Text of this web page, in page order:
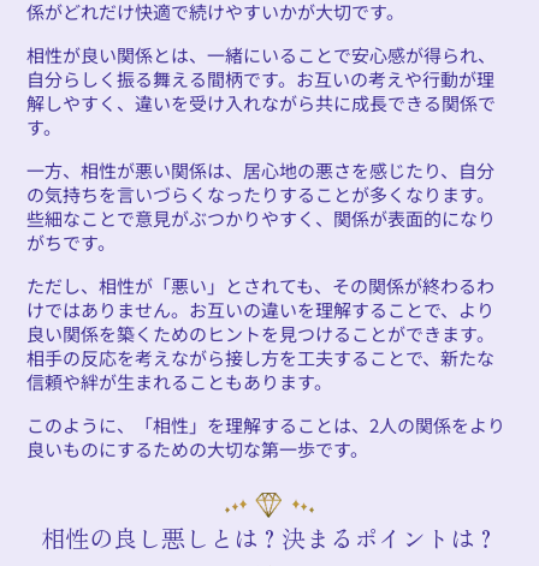
係がどれだけ快適で続けやすいかが大切です。
相性が良い関係とは、一緒にいることで安心感が得られ、
自分らしく振る舞える間柄です。お互いの考えや行動が理
解しやすく、違いを受け入れながら共に成長できる関係で
す。
一方、相性が悪い関係は、居心地の悪さを感じたり、自分
の気持ちを言いづらくなったりすることが多くなります。
些細なことで意見がぶつかりやすく、関係が表面的になり
がちです。
ただし、相性が「悪い」とされても、その関係が終わるわ
けではありません。お互いの違いを理解することで、より
良い関係を築くためのヒントを見つけることができます。
相手の反応を考えながら接し方を工夫することで、新たな
信頼や絆が生まれることもあります。
このように、「相性」を理解することは、2人の関係をより
良いものにするための大切な第一歩です。
相性の良し悪しとは？決まるポイントは？